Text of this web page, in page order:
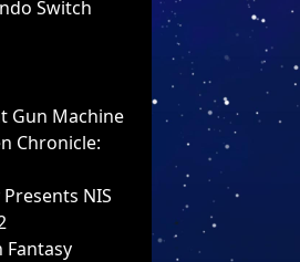
Switch
Gun Machine
Chronicle:
NIS
Fantasy